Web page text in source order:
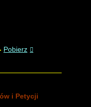
Pobierz
i Petycji